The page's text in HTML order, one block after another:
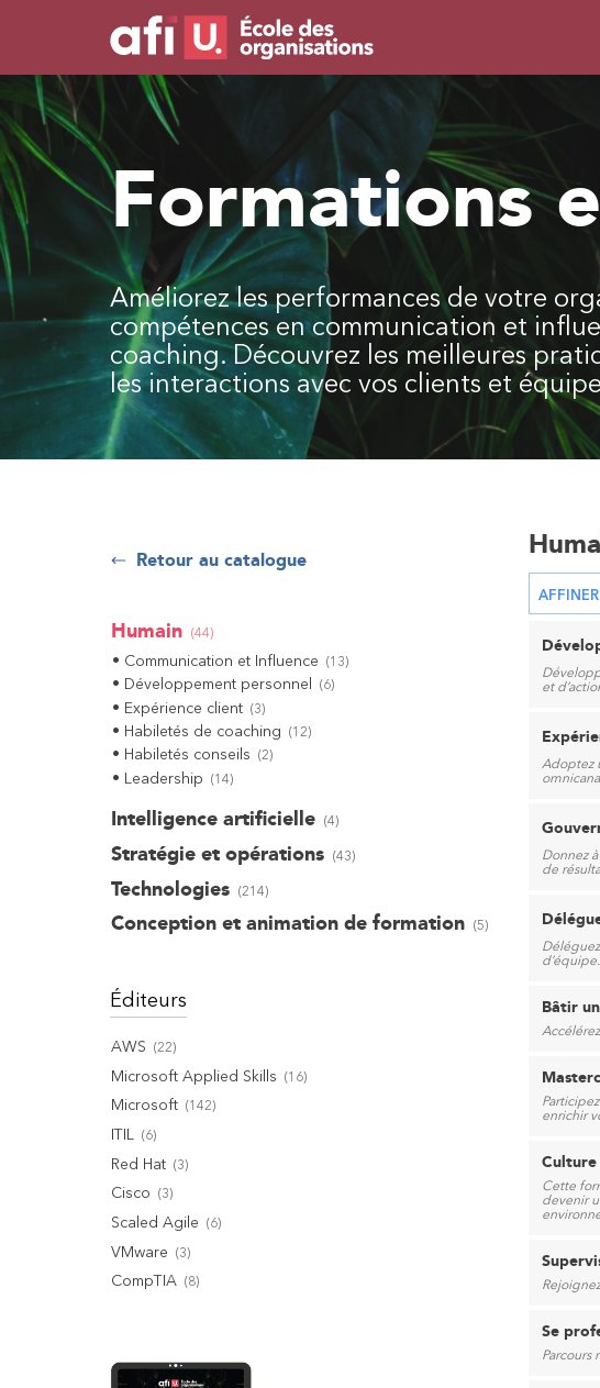
Formations
Améliorez les performances de votre
compétences en communication et
coaching. Découvrez les meilleures
les interactions avec vos clients et
Retour au catalogue
Humain (44)
Communication et Influence (13)
Développement personnel (6)
Expérience client (3)
Habiletés de coaching (12)
Habiletés conseils (2)
Leadership (14)
Intelligence artificielle (4)
Stratégie et opérations (43)
Technologies (214)
Conception et animation de formation (5)
Éditeurs
AWS (22)
Microsoft Applied Skills (16)
Microsoft (142)
ITIL (6)
Red Hat (3)
Cisco (3)
Scaled Agile (6)
VMware (3)
CompTIA (8)
et
Adoptez
Donnez
de
d’équipe.
Bâtir
enrichir
Culture
Cette
devenir
Se